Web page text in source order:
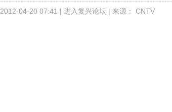
2012-04-20 07:41 | 进入复兴论坛 | 来源： CNTV